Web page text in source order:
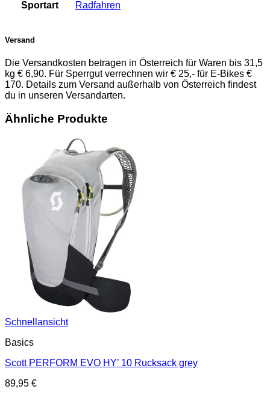
Sportart Radfahren
Versand
Die Versandkosten betragen in Österreich für Waren bis 31,5
kg € 6,90. Für Sperrgut verrechnen wir € 25,- für E-Bikes €
170. Details zum Versand außerhalb von Österreich findest
du in unseren Versandarten.
Ähnliche Produkte
Schnellansicht
Basics
Scott PERFORM EVO HY’ 10 Rucksack grey
89,95 €